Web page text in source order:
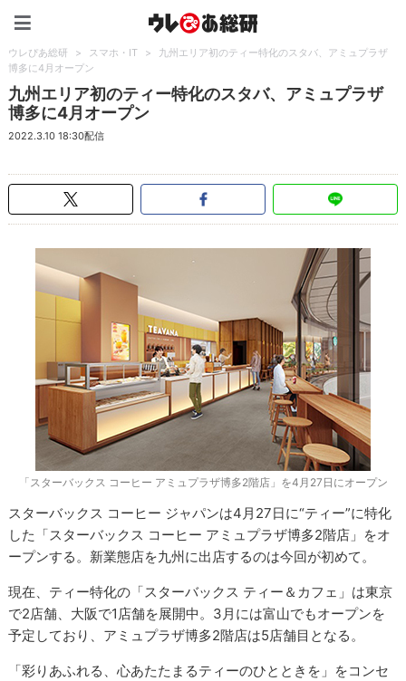
ウレぴあ総研 > スマホ・IT >
九州エリア初のティー特化のスタバ、アミュプラザ
博多に4月オープン
九州エリア初のティー特化のスタバ、アミュプラザ
博多に4月オープン
2022.3.10 18:30配信
「スターバックス コーヒー アミュプラザ博多2階店」を4月27日にオープン
スターバックス コーヒー ジャパンは4月27日に“ティー”に特化
した「スターバックス コーヒー アミュプラザ博多2階店」をオ
ープンする。新業態店を九州に出店するのは今回が初めて。
現在、ティー特化の「スターバックス ティー＆カフェ」は東京
で2店舗、大阪で1店舗を展開中。3月には富山でもオープンを
予定しており、アミュプラザ博多2階店は5店舗目となる。
「彩りあふれる、心あたたまるティーのひとときを」をコンセ